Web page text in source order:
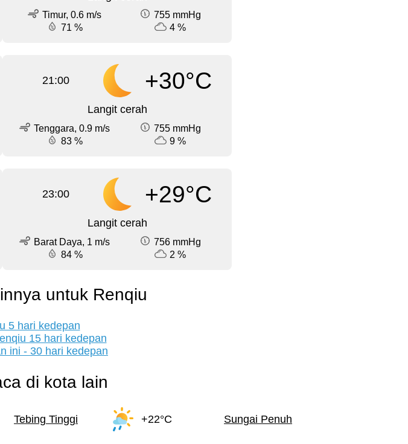
Timur, 0.6 m/s
755 mmHg
71 %
4 %
21:00 +30°C
Langit cerah
Tenggara, 0.9 m/s
755 mmHg
83 %
9 %
23:00 +29°C
Langit cerah
Barat Daya, 1 m/s
756 mmHg
84 %
2 %
untuk Renqiu
5 hari kedepan
15 hari kedepan
ini - 30 hari kedepan
di kota lain
Tebing Tinggi +22°C Sungai Penuh